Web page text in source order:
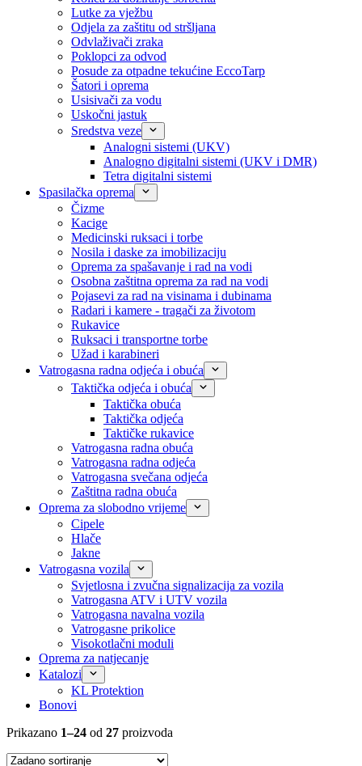
Lutke za vježbu
Odjela za zaštitu od stršljana
Odvlaživači zraka
Poklopci za odvod
Posude za otpadne tekućine EccoTarp
Šatori i oprema
Usisivači za vodu
Uskočni jastuk
Sredstva veze
Analogni sistemi (UKV)
Analogno digitalni sistemi (UKV i DMR)
Tetra digitalni sistemi
Spasilačka oprema
Čizme
Kacige
Medicinski ruksaci i torbe
Nosila i daske za imobilizaciju
Oprema za spašavanje i rad na vodi
Osobna zaštitna oprema za rad na vodi
Pojasevi za rad na visinama i dubinama
Radari i kamere - tragači za životom
Rukavice
Ruksaci i transportne torbe
Užad i karabineri
Vatrogasna radna odjeća i obuća
Taktička odjeća i obuća
Taktička obuća
Taktička odjeća
Taktičke rukavice
Vatrogasna radna obuća
Vatrogasna radna odjeća
Vatrogasna svečana odjeća
Zaštitna radna obuća
Oprema za slobodno vrijeme
Cipele
Hlače
Jakne
Vatrogasna vozila
Svjetlosna i zvučna signalizacija za vozila
Vatrogasna ATV i UTV vozila
Vatrogasna navalna vozila
Vatrogasne prikolice
Visokotlačni moduli
Oprema za natjecanje
Katalozi
KL Protektion
Bonovi
Prikazano 1–24 od 27 proizvoda